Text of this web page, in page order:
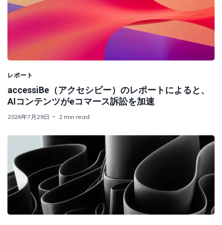
レポート
accessiBe（アクセシビー）のレポートによると、
AIコンテンツがeコマース訴訟を加速
2026年7月29日 2 min read